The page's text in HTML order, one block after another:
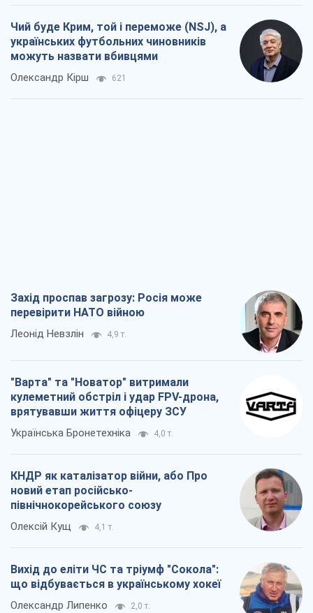
Чий буде Крим, той і переможе (NSJ), а
українських футбольних чиновників
можуть назвати вбивцями
Олександр Кірш 621
Захід проспав загрозу: Росія може
перевірити НАТО війною
Леонід Невзлін 4,9 т.
"Варта" та "Новатор" витримали
кулеметний обстріл і удар FPV-дрона,
врятувавши життя офіцеру ЗСУ
Українська Бронетехніка 4,0 т.
КНДР як каталізатор війни, або Про
новий етап російсько-
північнокорейського союзу
Олексій Кущ 4,1 т.
Вихід до еліти ЧС та тріумф "Сокола":
що відбувається в українському хокеї
Олександр Липенко 2,0 т.